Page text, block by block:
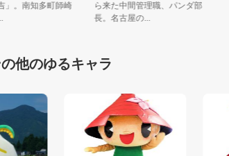
ぐ吉」。南知多町師崎
...
ら来た中間管理職、パンダ部
長。名古屋の...
他のゆるキャラ